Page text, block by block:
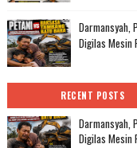
Darmansyah,
Digilas Mesin
RECENT POSTS
Darmansyah,
Digilas Mesin